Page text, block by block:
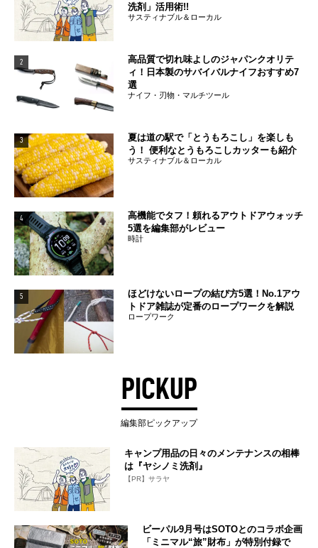
洗剤」活用術!!
サスティナブル＆ローカル
2
高品質で切れ味よしのジャパンクオリテ
ィ！日本製のサバイバルナイフおすすめ7
選
ナイフ・刃物・マルチツール
3
夏は道の駅で「とうもろこし」を楽しも
う！ 便利なとうもろこしカッターも紹介
サスティナブル＆ローカル
4
高機能でタフ！頼れるアウトドアウォッチ
5選を編集部がレビュー
時計
5
ほどけないロープの結び方5選！No.1アウ
トドア雑誌が定番のロープワークを解説
ロープワーク
PICKUP
編集部ピックアップ
キャンプ用品の日々のメンテナンスの相棒
は『ヤシノミ洗剤』
【PR】サラヤ
ビーパル9月号はSOTOとのコラボ企画
「ミニマル“旅”財布」が特別付録で